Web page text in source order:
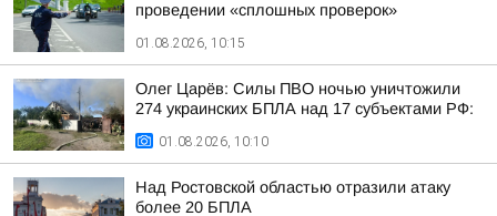
проведении «сплошных проверок»
01.08.2026, 10:15
Олег Царёв: Силы ПВО ночью уничтожили
274 украинских БПЛА над 17 субъектами РФ:
01.08.2026, 10:10
Над Ростовской областью отразили атаку
более 20 БПЛА